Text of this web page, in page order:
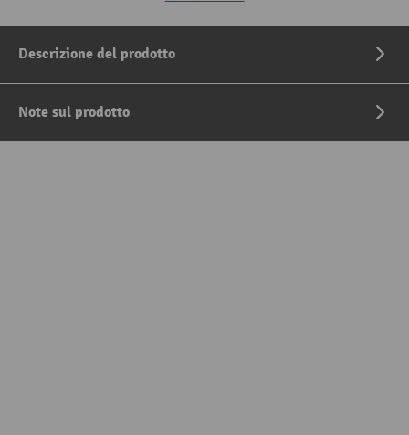
Descrizione del prodotto
Note sul prodotto